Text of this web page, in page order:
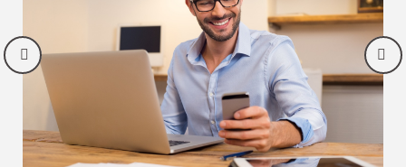
Descubra nuestras
ofertas
Descubra todas nuestras ofertas especiales.
Disfruta de un plan de noche romántica,
reservas de último momento, descuentos
por reservar con antelación y otras
promociones.